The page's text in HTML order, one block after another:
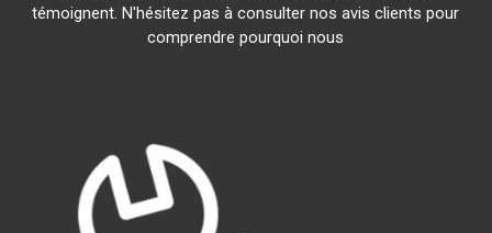
témoignent. N'hésitez pas à consulter nos avis clients pour
comprendre pourquoi nous